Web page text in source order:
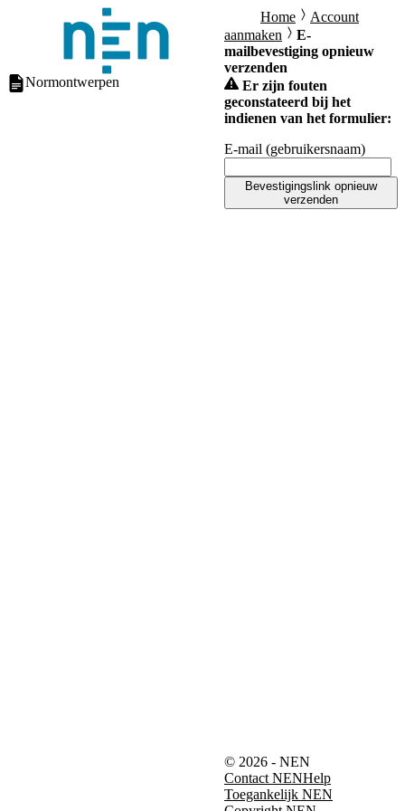
Normontwerpen
Home
Account
aanmaken
E-
mailbevestiging opnieuw
verzenden
Er zijn fouten
geconstateerd bij het
indienen van het formulier:
E-mail (gebruikersnaam)
Bevestigingslink opnieuw
verzenden
© 2026 - NEN
Contact NENHelp
Toegankelijk NEN